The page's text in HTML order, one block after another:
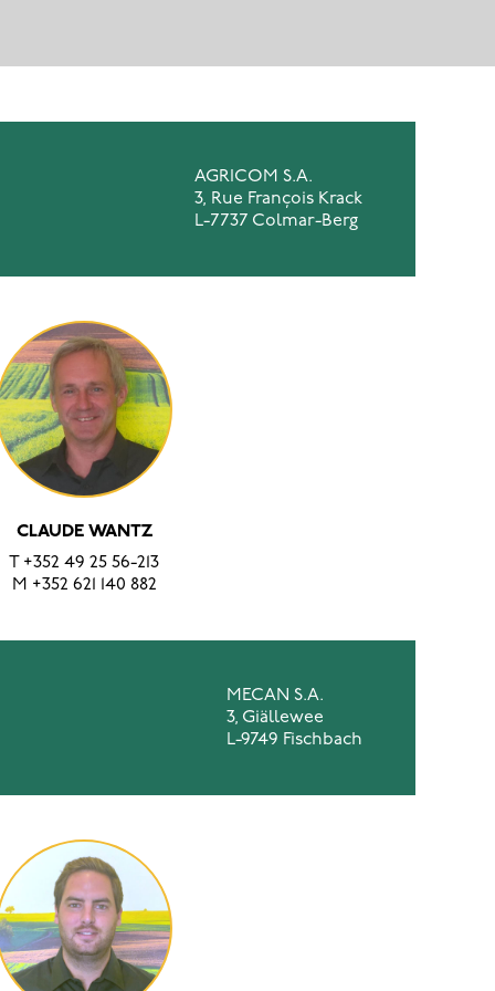
AGRICOM S.A.
3, Rue François Krack
L-7737 Colmar-Berg
CLAUDE WANTZ
T +352 49 25 56-213
M +352 621 140 882
MECAN S.A.
3, Giällewee
L-9749 Fischbach